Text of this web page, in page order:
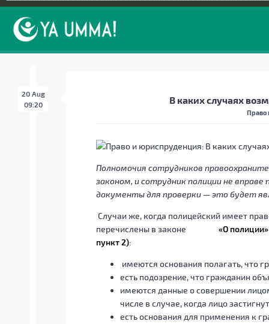
20 Aug
09:20
В каких случаях
Право
Полномочия сотрудников
законом, и сотрудник полиции не
документы для проверки — это будет
Случаи же, когда полицейский имеет
перечислены в законе
«О полиции»
пункт 2):
имеются основания полагать, что
есть подозрение, что гражданин
имеются данные о совершении
числе в случае, когда лицо
есть основания для применения к